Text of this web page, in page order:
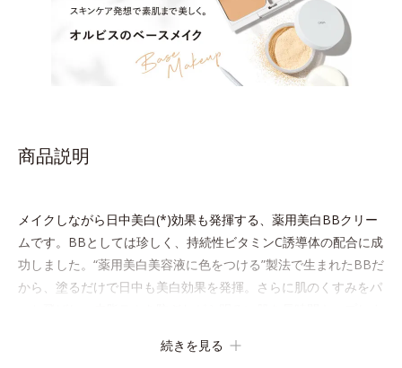
商品説明
メイクしながら日中美白(*)効果も発揮する、薬用美白BBクリー
ムです。BBとしては珍しく、持続性ビタミンC誘導体の配合に成
功しました。“薬用美白美容液に色をつける”製法で生まれたBBだ
から、塗るだけで日中も美白効果を発揮。さらに肌のくすみをパ
これ1つで、美白美容液・日焼け止め・化粧下地・ファンデ―シ
続きを見る